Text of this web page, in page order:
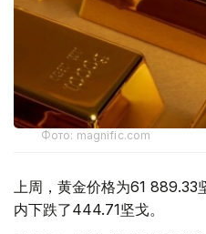
Фото: magnific.com
上周，黄金价格为61 889.33
内下跌了444.71坚戈。